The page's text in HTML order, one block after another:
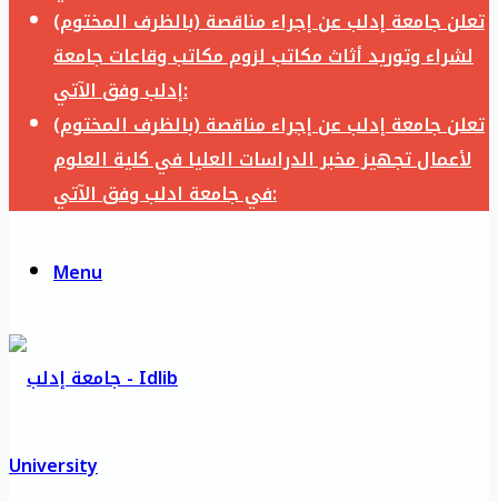
تعلن جامعة إدلب عن إجراء مناقصة (بالظرف المختوم)
لشراء وتوريد أثاث مكاتب لزوم مكاتب وقاعات جامعة
إدلب وفق الآتي:
تعلن جامعة إدلب عن إجراء مناقصة (بالظرف المختوم)
لأعمال تجهيز مخبر الدراسات العليا في كلية العلوم
في جامعة ادلب وفق الآتي:
Menu